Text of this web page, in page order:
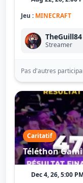
Jeu : MINECRAFT
TheGuill84
Streamer
Pas d'autres
Caritatif
Téléthon
Dec 4, 26, 5:00